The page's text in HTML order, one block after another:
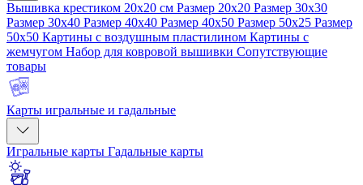
Вышивка крестиком 20x20 см Размер 20x20 Размер 30x30
Размер 30x40 Размер 40x40 Размер 40x50 Размер 50x25 Размер
50x50 Картины с воздушным пластилином Картины с
жемчугом Набор для ковровой вышивки Сопутствующие
товары
Карты игральные и гадальные
Игральные карты Гадальные карты